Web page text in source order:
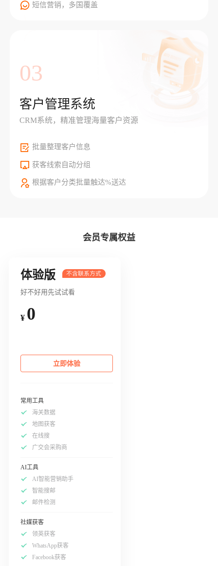
短信营销，多国覆盖
03
客户管理系统
CRM系统，精准管理海量客户资源
批量整理客户信息
获客线索自动分组
根据客户分类批量触达%送达
会员专属权益
体验版
好不好用先试试看
¥ 0
立即体验
常用工具
海关数据
地图获客
在线搜
广交会采购商
AI工具
AI智能营销助手
智能搜邮
邮件检测
社媒获客
领英获客
WhatsApp获客
Facebook获客